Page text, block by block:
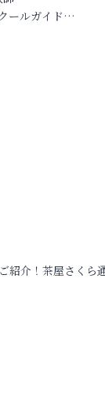
ールガイド…
紹介！茶屋さくら